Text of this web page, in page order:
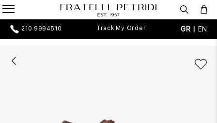
210 9994510 Track My Order GR | EN